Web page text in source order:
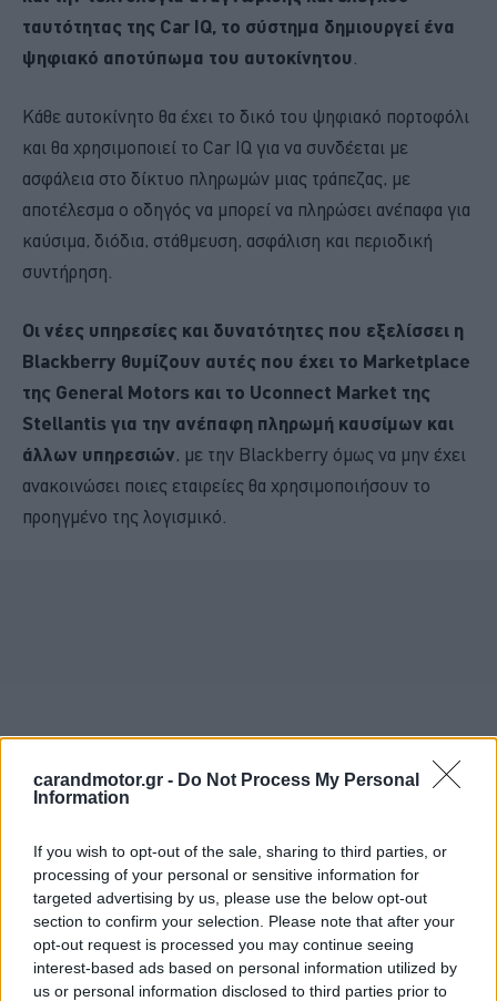
carandmotor.gr - Do Not Process My Personal
Information
If you wish to opt-out of the sale, sharing to third parties, or
processing of your personal or sensitive information for
targeted advertising by us, please use the below opt-out
section to confirm your selection. Please note that after your
opt-out request is processed you may continue seeing
interest-based ads based on personal information utilized by
us or personal information disclosed to third parties prior to
ταυτότητας της Car IQ, το σύστημα δημιουργεί ένα
ψηφιακό αποτύπωμα του αυτοκίνητου
Κάθε αυτοκίνητο θα έχει το δικό του ψηφιακό πορτοφόλι
και θα χρησιμοποιεί το Car IQ για να συνδέεται με
ασφάλεια στο δίκτυο πληρωμών μιας τράπεζας, με
αποτέλεσμα ο οδηγός να μπορεί να πληρώσει ανέπαφα για
καύσιμα, διόδια, στάθμευση, ασφάλιση και περιοδική
συντήρηση.
Οι νέες υπηρεσίες και δυνατότητες που εξελίσσει η
Blackberry θυμίζουν αυτές που έχει το Marketplace
της General Motors και το Uconnect Market της
Stellantis για την ανέπαφη πληρωμή καυσίμων και
άλλων υπηρεσιών, με την Blackberry όμως να μην έχει
ανακοινώσει ποιες εταιρείες θα χρησιμοποιήσουν το
προηγμένο της λογισμικό.